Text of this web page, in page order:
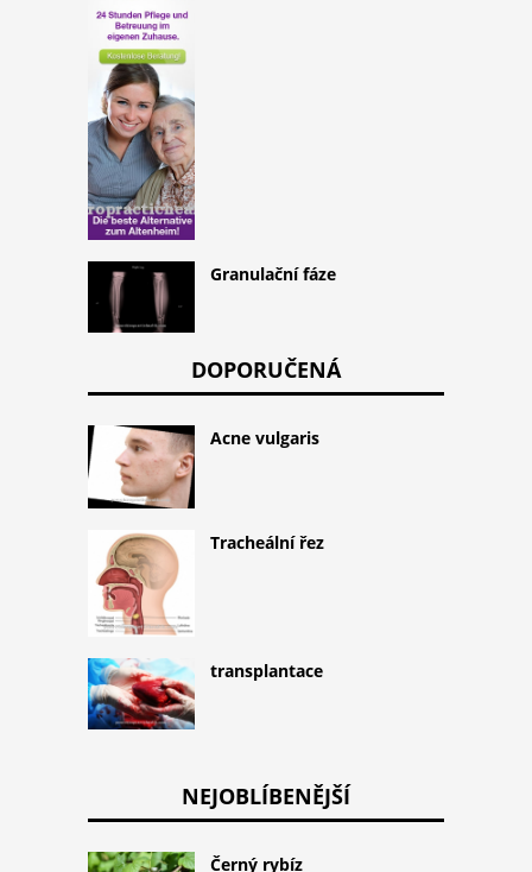
Granulační fáze
DOPORUČENÁ
Acne vulgaris
Tracheální řez
transplantace
NEJOBLÍBENĚJŠÍ
Černý rybíz